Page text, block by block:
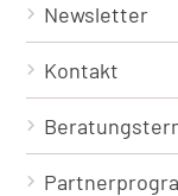
Newsletter
Kontakt